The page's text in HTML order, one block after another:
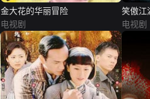
金大花的华丽冒险
电视剧
笑傲江
电视剧